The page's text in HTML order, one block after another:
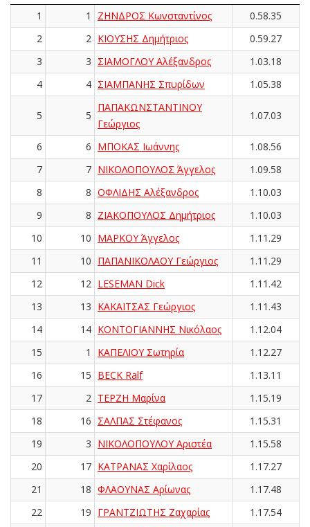
1 1 ΖΗΝΔΡΟΣ Κωνσταντίνος
0.58.35
2
2 ΚΙΟΥΣΗΣ Δημήτριος
0.59.27
3
3 ΣΙΑΜΟΓΛΟΥ Αλέξανδρος
1.03.18
4
4 ΣΙΑΜΠΑΝΗΣ Σπυρίδων 1.05.38
5 5
ΠΑΠΑΚΩΝΣΤΑΝΤΙΝΟΥ
Γεώργιος
1.07.03
6 6 ΜΠΟΚΑΣ Ιωάννης
1.08.56
7
7 ΝΙΚΟΛΟΠΟΥΛΟΣ Άγγελος
1.09.58
8
8 ΟΦΛΙΔΗΣ Αλέξανδρος
1.10.03
9
8 ΖΙΑΚΟΠΟΥΛΟΣ Δημήτριος
1.10.03
10
10 ΜΑΡΚΟΥ Άγγελος
1.11.29
11
10 ΠΑΠΑΝΙΚΟΛΑΟΥ Γεώργιος
1.11.29
12
12 LESEMAN Dick
1.11.42
13
13 ΚΑΚΑΪΤΣΑΣ Γεώργιος
1.11.43
14
14 ΚΟΝΤΟΓΙΑΝΝΗΣ Νικόλαος
1.12.04
15
1 ΚΑΠΕΛΙΟΥ Σωτηρία
1.12.27
16
15 BECK Ralf
1.13.11
17
2 ΤΕΡΖΗ Μαρίνα
1.15.19
18
16 ΣΑΛΠΑΣ Στέφανος
1.15.31
19
3 ΝΙΚΟΛΟΠΟΥΛΟΥ Αριστέα
1.15.58
20
17 ΚΑΤΡΑΝΑΣ Χαρίλαος
1.17.27
21
18 ΦΛΑΟΥΝΑΣ Αρίωνας
1.17.48
22
19 ΓΡΑΝΤΖΙΩΤΗΣ Ζαχαρίας
1.17.54